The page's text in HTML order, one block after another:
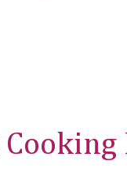
Cooking